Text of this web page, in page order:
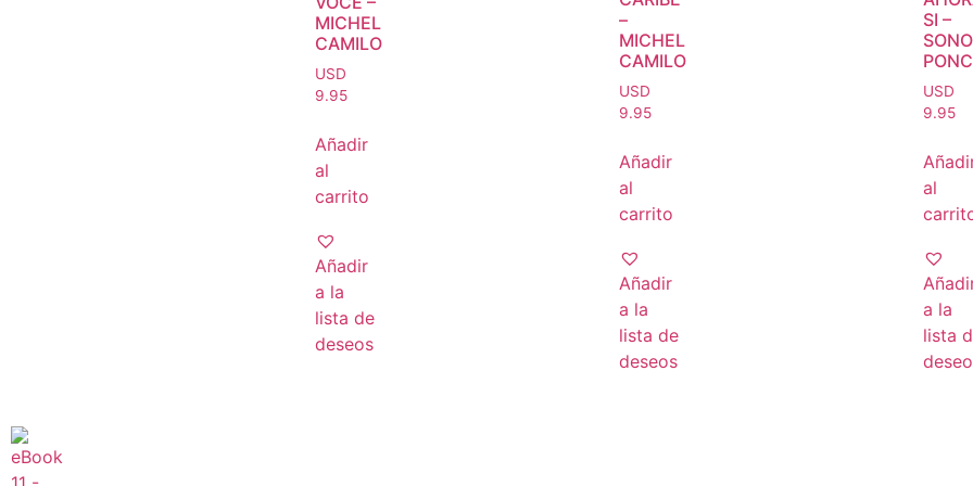
MICHEL
CAMILO
USD
9.95
Añadir
al
carrito
Añadir
a la
lista de
deseos
–
MICHEL
CAMILO
USD
9.95
Añadir
al
carrito
Añadir
a la
lista de
deseos
SI –
USD
9.95
al
a la
lista